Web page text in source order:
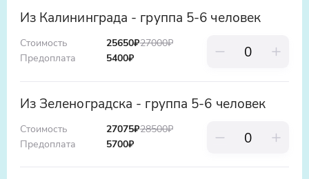
Из Калининграда - группа 5-6 человек
Стоимость
Предоплата
25650₽27000₽
5400₽
Из Зеленоградска - группа 5-6 человек
Стоимость
Предоплата
27075₽28500₽
5700₽